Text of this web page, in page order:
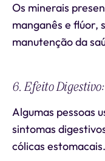
Os minerais
manganês e flúor,
manutenção da
6. Efeito Digestivo:
Algumas pessoas
sintomas
cólicas estomacais.